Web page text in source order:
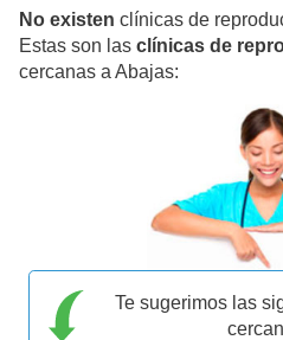
No existen clínicas de
Estas son las clínicas de
cercanas a Abajas:
Te sugerimos las